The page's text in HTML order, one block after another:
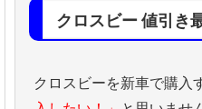
クロスビー 値引き
クロスビーを新車で購入